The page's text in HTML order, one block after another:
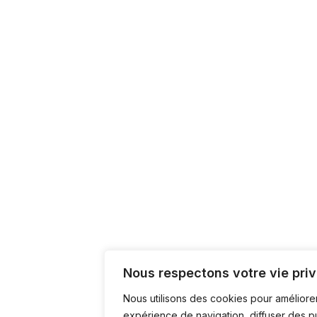
Nous respectons votre vie
Nous utilisons des cookies pour